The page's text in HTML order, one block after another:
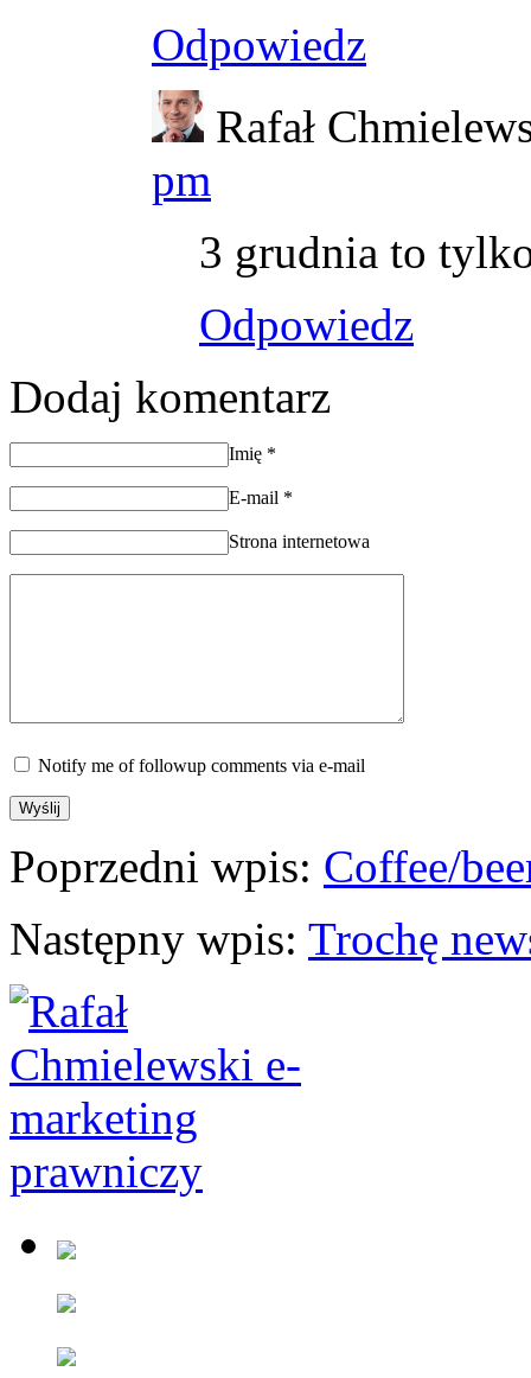
Odpowiedz
Rafał
pm
3 grudnia to
Odpowiedz
Dodaj komentarz
Imię *
E-mail *
Strona internetowa
Notify me of followup comments via e-mail
Poprzedni wpis: Coffee/
Następny wpis: Trochę